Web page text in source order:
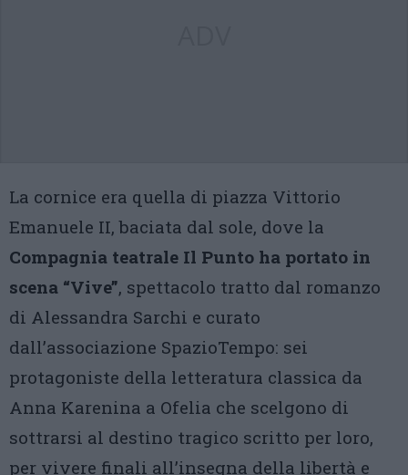
La cornice era quella di piazza Vittorio
Emanuele II, baciata dal sole, dove la
Compagnia teatrale Il Punto ha portato in
scena “Vive”, spettacolo tratto dal romanzo
di Alessandra Sarchi e curato
dall’associazione SpazioTempo: sei
protagoniste della letteratura classica da
Anna Karenina a Ofelia che scelgono di
sottrarsi al destino tragico scritto per loro,
per vivere finali all’insegna della libertà e